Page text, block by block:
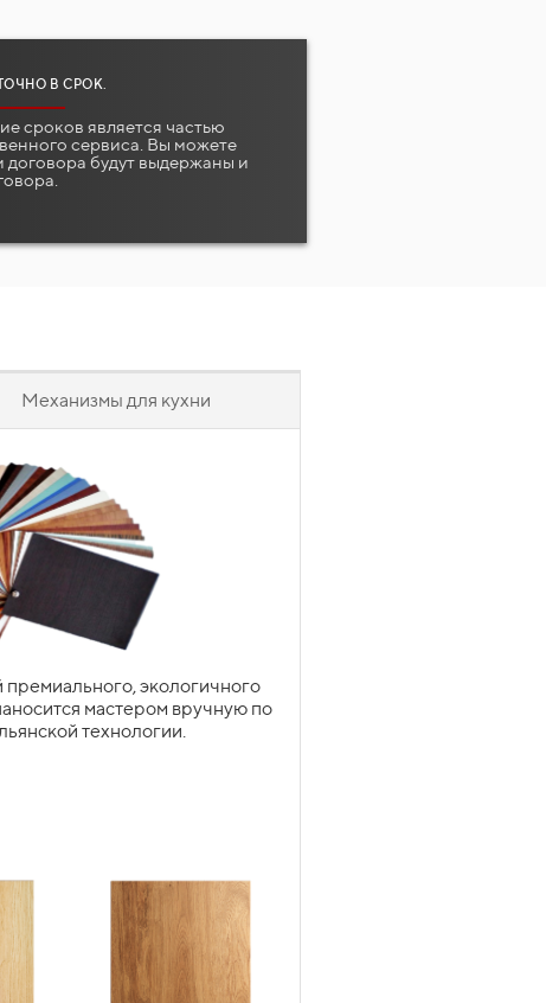
В СРОК.
сроков является частью
сервиса. Вы можете
договора будут выдержаны и
Механизмы для кухни
экологичного
мастером вручную по
технологии.
серво-приводных
при заказе. Объёмы и
австрийских, немецких,
НА КУХНЕ
Подробнее